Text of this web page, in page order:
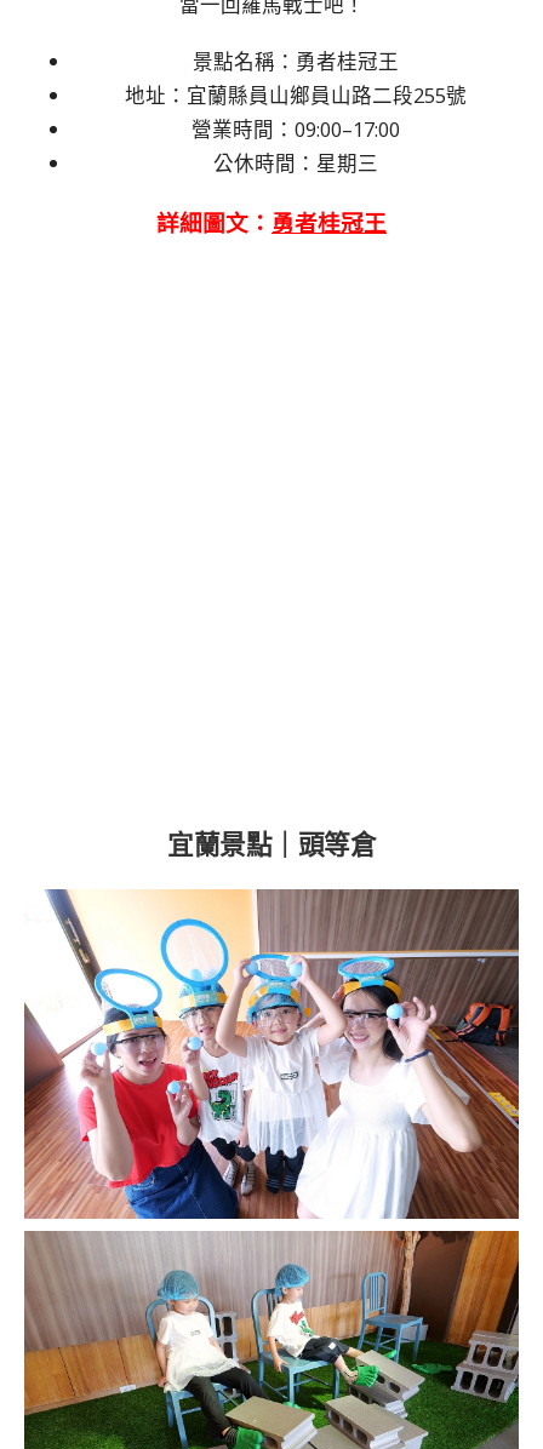
景點名稱：勇者桂冠王
地址：宜蘭縣員山鄉員山路二段255號
營業時間：09:00–17:00
公休時間：星期三
詳細圖文： 勇者桂冠王
宜蘭景點｜頭等倉